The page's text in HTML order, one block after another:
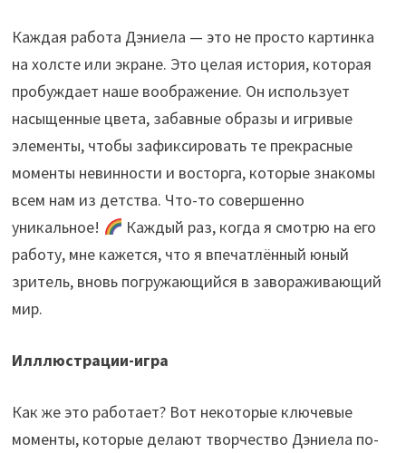
Каждая работа Дэниела — это не просто картинка
на холсте или экране. Это целая история, которая
пробуждает наше воображение. Он использует
насыщенные цвета, забавные образы и игривые
элементы, чтобы зафиксировать те прекрасные
моменты невинности и восторга, которые знакомы
всем нам из детства. Что-то совершенно
уникальное!
Каждый раз, когда я смотрю на его
работу, мне кажется, что я впечатлённый юный
зритель, вновь погружающийся в завораживающий
мир.
Илллюстрации-игра
Как же это работает? Вот некоторые ключевые
моменты, которые делают творчество Дэниела по-